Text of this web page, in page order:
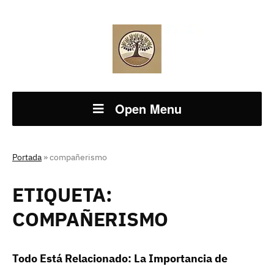
Open Menu
Portada »compañerismo
ETIQUETA:
COMPAÑERISMO
Todo Está Relacionado: La Importancia de